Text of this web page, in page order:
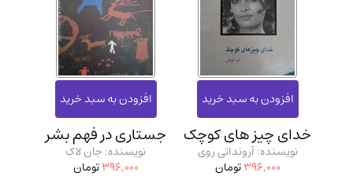
خدای چیز های کوچک
نویسنده: آرونداتی روی
396,000تومان
جستاری در فهم بشر
نویسنده: جان لاک
396,000تومان